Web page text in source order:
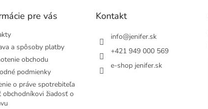
pre vás
a spôsoby platby
obchodu
podmienky
o práve spotrebiteľa
obchodníkovi žiadosť o
Kontakt
info@jenifer.sk
+421 949 000 569
e-shop jenifer.sk